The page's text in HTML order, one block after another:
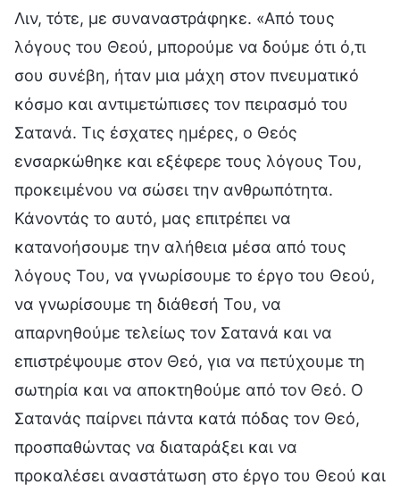
Λιν, τότε, με συναναστράφηκε. «Από τους
λόγους του Θεού, μπορούμε να δούμε ότι ό,τι
σου συνέβη, ήταν μια μάχη στον πνευματικό
κόσμο και αντιμετώπισες τον πειρασμό του
Σατανά. Τις έσχατες ημέρες, ο Θεός
ενσαρκώθηκε και εξέφερε τους λόγους Του,
προκειμένου να σώσει την ανθρωπότητα.
Κάνοντάς το αυτό, μας επιτρέπει να
κατανοήσουμε την αλήθεια μέσα από τους
λόγους Του, να γνωρίσουμε το έργο του Θεού,
να γνωρίσουμε τη διάθεσή Του, να
απαρνηθούμε τελείως τον Σατανά και να
επιστρέψουμε στον Θεό, για να πετύχουμε τη
σωτηρία και να αποκτηθούμε από τον Θεό. Ο
Σατανάς παίρνει πάντα κατά πόδας τον Θεό,
προσπαθώντας να διαταράξει και να
προκαλέσει αναστάτωση στο έργο του Θεού και